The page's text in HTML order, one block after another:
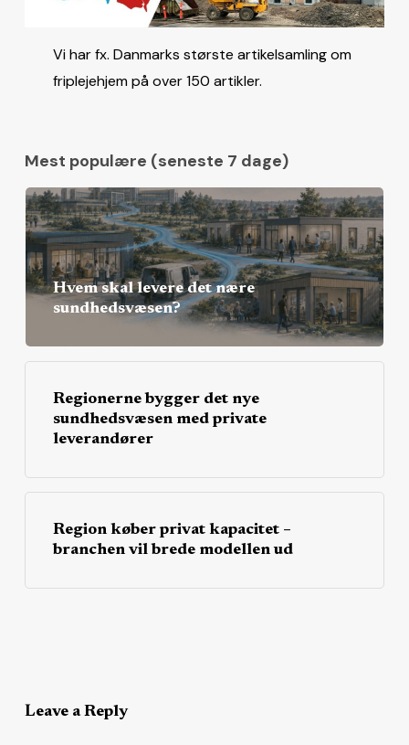
Vi har fx. Danmarks største artikelsamling om
friplejehjem på over 150 artikler.
Mest populære (seneste 7 dage)
Hvem skal levere det nære
sundhedsvæsen?
Regionerne bygger det nye
sundhedsvæsen med private
leverandører
Region køber privat kapacitet –
branchen vil brede modellen ud
Leave a Reply